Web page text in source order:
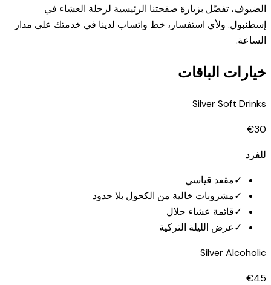
الضيوف، تفضّل بزيارة صفحتنا الرئيسية لرحلة العشاء في
إسطنبول. ولأي استفسار، خط واتساب لدينا في خدمتك على مدار
الساعة.
خيارات الباقات
Silver Soft Drinks
€30
للفرد
✓مقعد قياسي
✓مشروبات خالية من الكحول بلا حدود
✓قائمة عشاء حلال
✓عرض الليلة التركية
Silver Alcoholic
€45